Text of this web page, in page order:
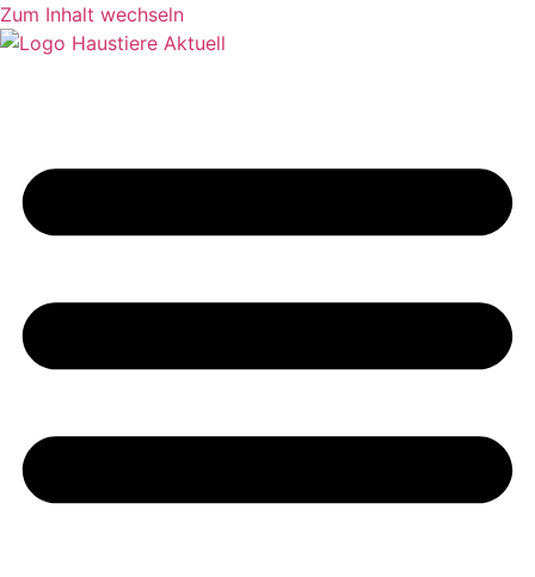
Zum Inhalt wechseln